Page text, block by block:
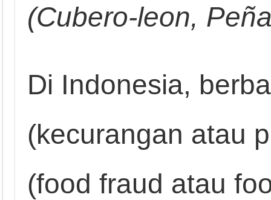
(Cubero-leon,
Di Indonesia,
(kecurangan atau
(food fraud atau